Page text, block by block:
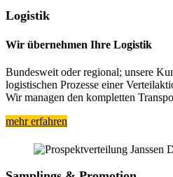
Logistik
Wir übernehmen Ihre Logistik
Bundesweit oder regional; unsere
logistischen Prozesse einer
Wir managen den kompletten
mehr erfahren